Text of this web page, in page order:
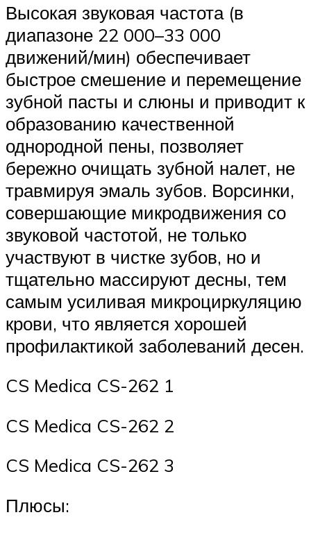
Высокая звуковая частота (в
диапазоне 22 000–33 000
движений/мин) обеспечивает
быстрое смешение и перемещение
зубной пасты и слюны и приводит к
образованию качественной
однородной пены, позволяет
бережно очищать зубной налет, не
травмируя эмаль зубов. Ворсинки,
совершающие микродвижения со
звуковой частотой, не только
участвуют в чистке зубов, но и
тщательно массируют десны, тем
самым усиливая микроциркуляцию
крови, что является хорошей
профилактикой заболеваний десен.
CS Medica CS-262 1
CS Medica CS-262 2
CS Medica CS-262 3
Плюсы: